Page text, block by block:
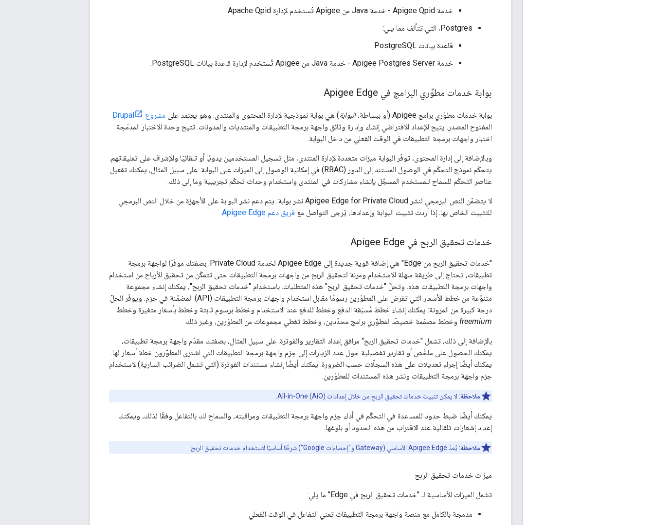
خدمة Apigee Qpid - خدمة Java من Apigee تُستخدم لإدارة Apache Qpid
Postgres، التي تتألف مما يلي:
قاعدة بيانات PostgreSQL
خدمة Apigee Postgres Server - خدمة Java من Apigee تُستخدم لإدارة قاعدة بيانات PostgreSQL.
بوابة خدمات مطوِّري البرامج في Apigee Edge
بوابة خدمات مطوّري برامج Apigee (أو ببساطة، البوابة) هي بوابة نموذجية لإدارة المحتوى والمنتدى. وهو يعتمد على مشروع Drupal
المفتوح المصدر. يتيح الإعداد الافتراضي إنشاء وإدارة وثائق واجهة برمجة التطبيقات والمنتديات والمدونات. تتيح وحدة الاختبار المدمَجة
اختبار واجهات برمجة التطبيقات في الوقت الفعلي من داخل البوابة.
وبالإضافة إلى إدارة المحتوى، توفّر البوابة ميزات متعددة لإدارة المنتدى، مثل تسجيل المستخدمين يدويًا أو تلقائيًا والإشراف على تعليقاتهم.
يتحكّم نموذج التحكّم في الوصول المستند إلى الدور (RBAC) في إمكانية الوصول إلى الميزات على البوابة. على سبيل المثال، يمكنك تفعيل
عناصر التحكّم للسماح للمستخدم المسجّل بإنشاء مشاركات في المنتدى واستخدام وحدات تحكّم تجريبية وما إلى ذلك.
لا يتضمّن النص البرمجي لنشر Apigee Edge for Private Cloud نشر بوابة. يتم دعم نشر البوابة على الأجهزة من خلال النص البرمجي
للتثبيت الخاص بها. إذا أردت تثبيت البوابة وإعدادها، يُرجى التواصل مع فريق دعم Apigee Edge .
خدمات تحقيق الربح في Apigee Edge
"خدمات تحقيق الربح من Edge" هي إضافة قوية جديدة إلى Apigee Edge لخدمة Private Cloud. بصفتك موفّرًا لواجهة برمجة
تطبيقات، تحتاج إلى طريقة سهلة الاستخدام ومرنة لتحقيق الربح من واجهات برمجة التطبيقات حتى تتمكّن من تحقيق الأرباح من استخدام
واجهات برمجة التطبيقات هذه. وتحلّ "خدمات تحقيق الربح" هذه المتطلبات. باستخدام "خدمات تحقيق الربح"، يمكنك إنشاء مجموعة
متنوّعة من خطط الأسعار التي تفرض على المطوّرين رسومًا مقابل استخدام واجهات برمجة التطبيقات (API) المضمّنة في حِزم. ويوفّر الحلّ
درجة كبيرة من المرونة: يمكنك إنشاء خطط مُسبَقة الدفع وخطط للدفع عند الاستخدام وخطط برسوم ثابتة وخطط بأسعار متغيرة وخطط
freemium وخطط مصمّمة خصيصًا لمطوّري برامج محدّدين، وخطط تغطي مجموعات من المطوّرين، وغير ذلك.
بالإضافة إلى ذلك، تشمل "خدمات تحقيق الربح" مرافق إعداد التقارير والفوترة. على سبيل المثال، بصفتك مقدّم واجهة برمجة تطبيقات،
يمكنك الحصول على ملخّص أو تقارير تفصيلية حول عدد الزيارات إلى حِزم واجهة برمجة التطبيقات التي اشترى المطوّرون خطة أسعار لها.
يمكنك أيضًا إجراء تعديلات على هذه السجلّات حسب الضرورة. يمكنك أيضًا إنشاء مستندات الفوترة (التي تشمل الضرائب السارية) لاستخدام
حِزم واجهة برمجة التطبيقات ونشر هذه المستندات للمطوّرين.
ملاحظة: لا يمكن تثبيت خدمات تحقيق الربح من خلال إعدادات All-in-One (AiO).
يمكنك أيضًا ضبط حدود للمساعدة في التحكّم في أداء حِزم واجهة برمجة التطبيقات ومراقبته، والسماح لك بالتفاعل وفقًا لذلك، ويمكنك
إعداد إشعارات تلقائية عند الاقتراب من هذه الحدود أو بلوغها.
ملاحظة: يُعدّ Apigee Edge الأساسي (Gateway و"إحصاءات Google") شرطًا أساسيًا لاستخدام خدمات تحقيق الربح.
ميزات خدمات تحقيق الربح
تشمل الميزات الأساسية لـ "خدمات تحقيق الربح في Edge" ما يلي:
مدمجة بالكامل مع منصة واجهة برمجة التطبيقات تعني التفاعل في الوقت الفعلي